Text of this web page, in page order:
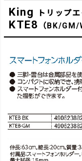
King トリップ
KTE8 （BK/GM/